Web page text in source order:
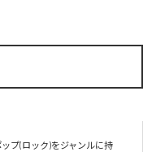
プ(ロック)をジャンルに持